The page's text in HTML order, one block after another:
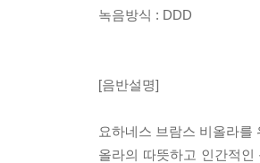
녹음방식 : DDD
[음반설명]
요하네스 브람스 비올라를
올라의 따뜻하고 인간적